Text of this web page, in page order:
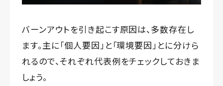
バーンアウトを引き起こす原因は、多数存在し
ます。主に「個人要因」と「環境要因」とに分けら
れるので、それぞれ代表例をチェックしておきま
しょう。